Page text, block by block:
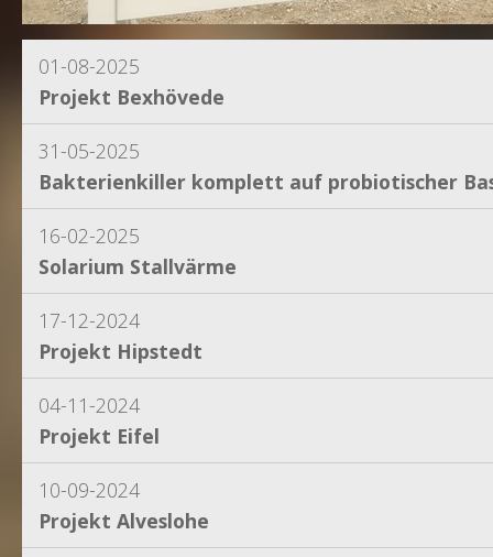
01-08-2025
Projekt Bexhövede
31-05-2025
Bakterienkiller komplett auf probiotischer
16-02-2025
Solarium Stallvärme
17-12-2024
Projekt Hipstedt
04-11-2024
Projekt Eifel
10-09-2024
Projekt Alveslohe